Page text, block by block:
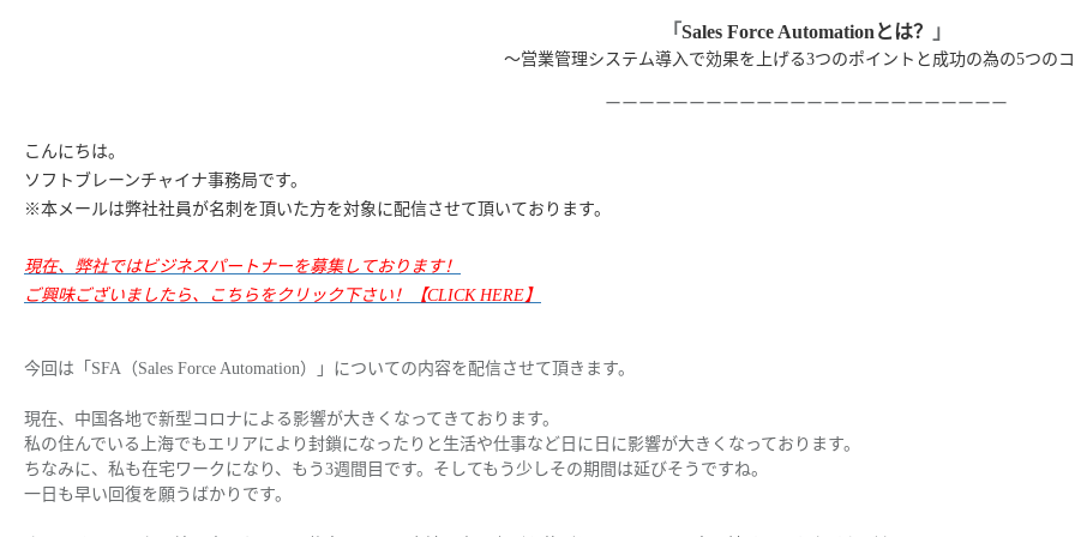
「Sales Force Automationとは？ 」
～営業管理システム導入で効果を上げる3つのポイントと成功の為の5つの
ーーーーーーーーーーーーーーーーーーーーーーーー
こんにちは。
ソフトブレーンチャイナ事務局です。
※本メールは弊社社員が名刺を頂いた方を対象に配信させて頂いております。
現在、弊社ではビジネスパートナーを募集しております！
ご興味ございましたら、こちらをクリック下さい！【CLICK HERE】
今回は「SFA（Sales Force Automation）」についての内容を配信させて頂きます。
現在、中国各地で新型コロナによる影響が大きくなってきております。
私の住んでいる上海でもエリアにより封鎖になったりと生活や仕事など日に日に影響が大きくなっております。
ちなみに、私も在宅ワークになり、もう3週間目です。そしてもう少しその期間は延びそうですね。
一日も早い回復を願うばかりです。